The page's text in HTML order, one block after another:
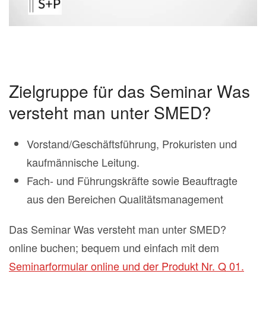
Zielgruppe für das Seminar Was
versteht man unter SMED?
Vorstand/Geschäftsführung, Prokuristen und
kaufmännische Leitung.
Fach- und Führungskräfte sowie Beauftragte
aus den Bereichen Qualitätsmanagement
Das Seminar Was versteht man unter SMED?
online buchen; bequem und einfach mit dem
Seminarformular online und der Produkt Nr. Q 01.